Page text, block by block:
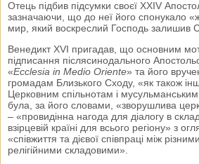
Отець підбив підсумки своєї ХХIV
зазначаючи, що до неї його спонукало
мир, який воскреслий Господь залишив
Венедикт XVI пригадав, що основним
підписання післясинодального
«Ecclesia in Medio Oriente» та його
громадам Близького Сходу, «як також
Церковним спільнотам і
була, за його словами, «зворушлива
– «провидінна нагода для діалогу в
взірцевій країні для всього регіону» з
«співжиття та дієвої співпраці між
релігійними складовими».